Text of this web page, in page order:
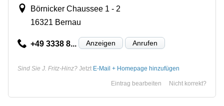
Börnicker Chaussee 1 - 2
16321 Bernau
+49 3338 8... Anzeigen Anrufen
Sind Sie J. Fritz-Hinz? Jetzt E-Mail + Homepage hinzufügen
Nicht korrekt?
Eintrag bearbeiten